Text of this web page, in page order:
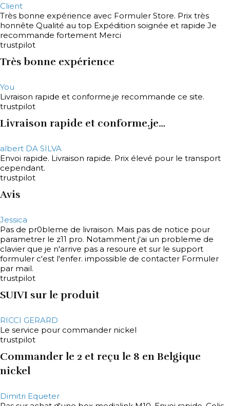
Client
Très bonne expérience avec Formuler Store. Prix très
honnête Qualité au top Expédition soignée et rapide Je
recommande fortement Merci
trustpilot
Très bonne expérience
You
Livraison rapide et conforme.je recommande ce site.
trustpilot
Livraison rapide et conforme.je…
albert DA SILVA
Envoi rapide. Livraison rapide. Prix élevé pour le transport
cependant.
trustpilot
Avis
Jessica
Pas de pr0bleme de livraison. Mais pas de notice pour
parametrer le z11 pro. Notamment j'ai un probleme de
clavier que je n'arrive pas a resoure et sur le support
formuler c'est l'enfer. impossible de contacter Formuler
par mail.
trustpilot
SUIVI sur le produit
RICCI GERARD
Le service pour commander nickel
trustpilot
Commander le 2 et reçu le 8 en Belgique
nickel
Dimitri Equeter